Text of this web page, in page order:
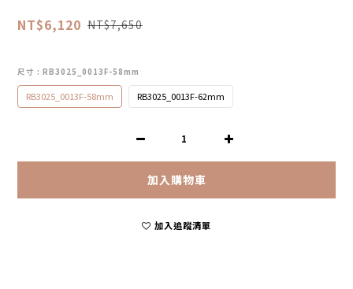
NT$6,120 NT$7,650
尺寸 : RB3025_0013F-58mm
RB3025_0013F-58mm RB3025_0013F-62mm
加入購物車
加入追蹤清單